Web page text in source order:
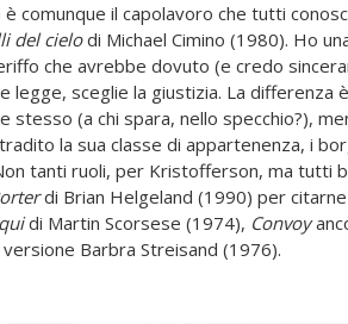
è comunque il capolavoro che tutti
del cielodi Michael Cimino (1980). Ho
che avrebbe dovuto (e credo
legge, sceglie la giustizia. La differenza
stesso (a chi spara, nello specchio?),
la sua classe di appartenenza, i
tanti ruoli, per Kristofferson, ma tutti
di Brian Helgeland (1990) per
di Martin Scorsese (1974), Convoy
versione Barbra Streisand (1976).